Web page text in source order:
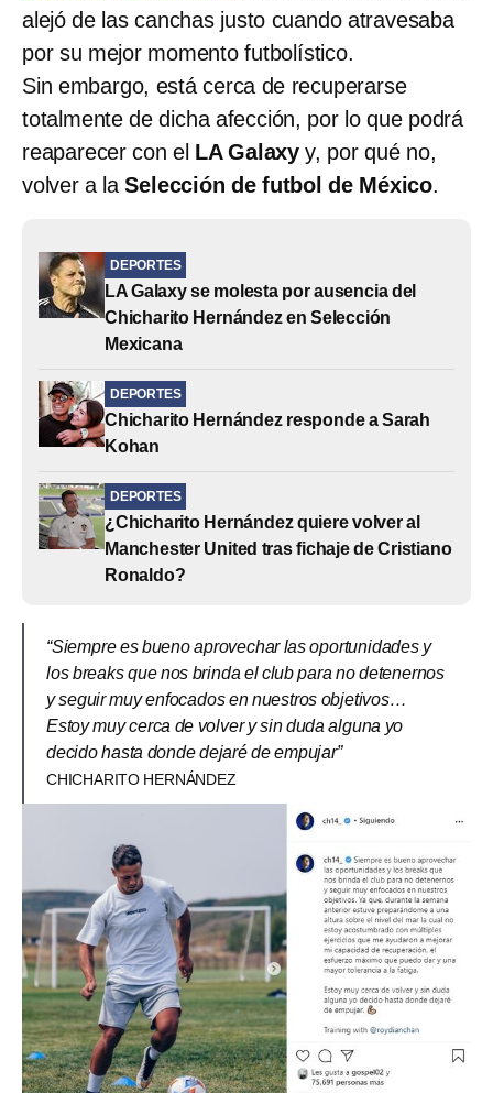
alejó de las canchas justo cuando atravesaba
por su mejor momento futbolístico.
Sin embargo, está cerca de recuperarse
totalmente de dicha afección, por lo que podrá
reaparecer con el LA Galaxy y, por qué no,
volver a laSelección de futbol de México.
DEPORTES
LA Galaxy se molesta por ausencia del
Chicharito Hernández en Selección
Mexicana
DEPORTES
Chicharito Hernández responde a Sarah
Kohan
DEPORTES
¿Chicharito Hernández quiere volver al
Manchester United tras fichaje de Cristiano
Ronaldo?
“Siempre es bueno aprovechar las oportunidades y
los breaks que nos brinda el club para no detenernos
y seguir muy enfocados en nuestros objetivos…
Estoy muy cerca de volver y sin duda alguna yo
decido hasta donde dejaré de empujar”
CHICHARITO HERNÁNDEZ